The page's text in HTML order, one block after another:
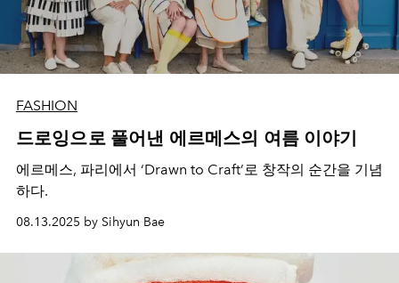
FASHION
드로잉으로 풀어낸 에르메스의 여름 이야기
에르메스, 파리에서 ‘Drawn to Craft’로 창작의 순간을 기념
하다.
08.13.2025 by Sihyun Bae